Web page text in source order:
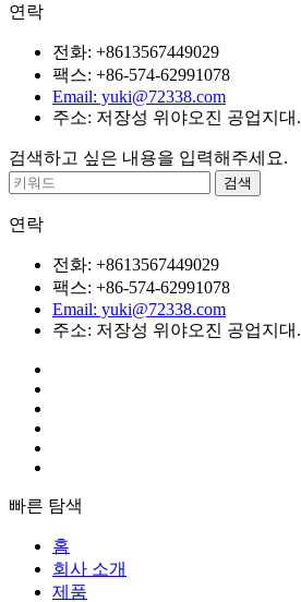
연락
전화: +8613567449029
팩스: +86-574-62991078
Email: yuki@72338.com
주소: 저장성 위야오진 공업지대.
검색하고 싶은 내용을 입력해주세요.
연락
전화: +8613567449029
팩스: +86-574-62991078
Email: yuki@72338.com
주소: 저장성 위야오진 공업지대.
빠른 탐색
홈
회사 소개
제품